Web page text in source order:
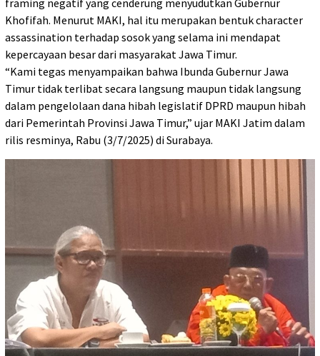
Khofifah. Menurut MAKI, hal itu merupakan bentuk character
assassination terhadap sosok yang selama ini mendapat
kepercayaan besar dari masyarakat Jawa Timur.
“Kami tegas menyampaikan bahwa Ibunda Gubernur Jawa
Timur tidak terlibat secara langsung maupun tidak langsung
dalam pengelolaan dana hibah legislatif DPRD maupun hibah
dari Pemerintah Provinsi Jawa Timur,” ujar MAKI Jatim dalam
rilis resminya, Rabu (3/7/2025) di Surabaya.